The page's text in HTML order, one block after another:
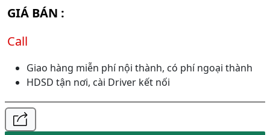
GIÁ BÁN :
Call
Giao hàng miễn phí nội thành, có phí ngoại thành
HDSD tận nơi, cài Driver kết nối